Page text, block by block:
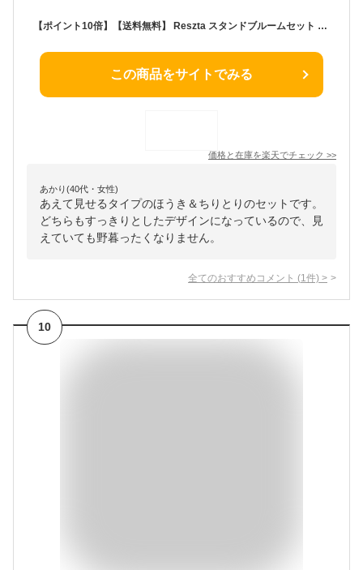
【ポイント10倍】【送料無料】 Reszta スタンドブルームセット 株式会社イデアポート RE-301-BK ほうき ちりとり セット 箒 掃除セット ホウキ チリトリ おしゃれ 玄関 屋外 屋内 室内 新生活
この商品をサイトでみる
価格と在庫を楽天でチェック >>
あかり(40代・女性)
あえて見せるタイプのほうき＆ちりとりのセットです。
どちらもすっきりとしたデザインになっているので、見
えていても野暮ったくなりません。
全てのおすすめコメント (1 件) >
10